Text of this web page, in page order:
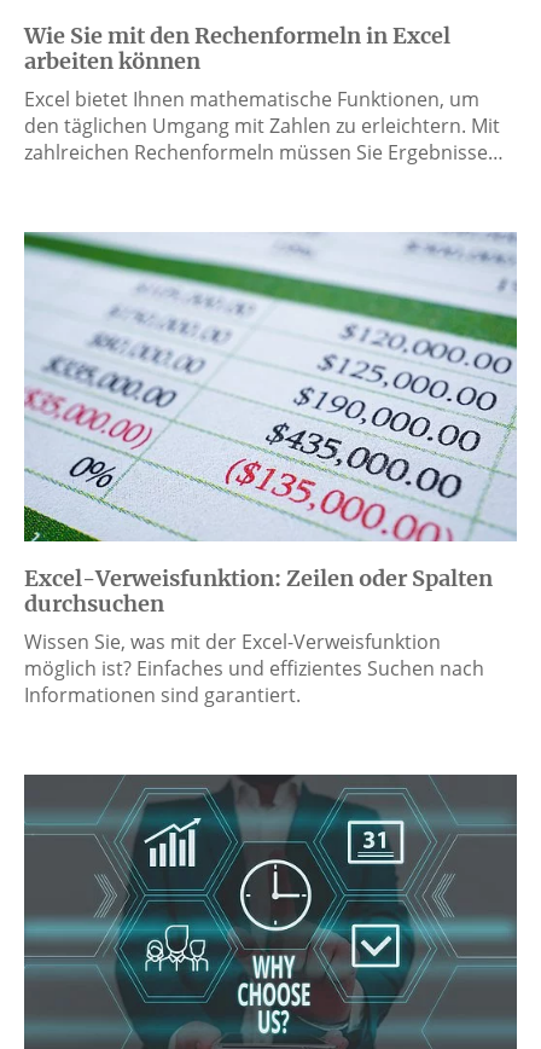
Wie Sie mit den Rechenformeln in Excel
arbeiten können
Excel bietet Ihnen mathematische Funktionen, um
den täglichen Umgang mit Zahlen zu erleichtern. Mit
zahlreichen Rechenformeln müssen Sie Ergebnisse…
Excel-Verweisfunktion: Zeilen oder Spalten
durchsuchen
Wissen Sie, was mit der Excel-Verweisfunktion
möglich ist? Einfaches und effizientes Suchen nach
Informationen sind garantiert.